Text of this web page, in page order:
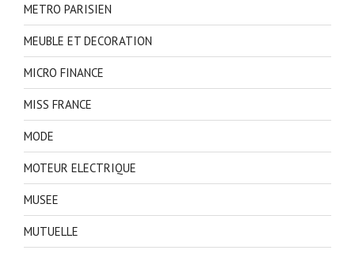
METRO PARISIEN
MEUBLE ET DECORATION
MICRO FINANCE
MISS FRANCE
MODE
MOTEUR ELECTRIQUE
MUSEE
MUTUELLE